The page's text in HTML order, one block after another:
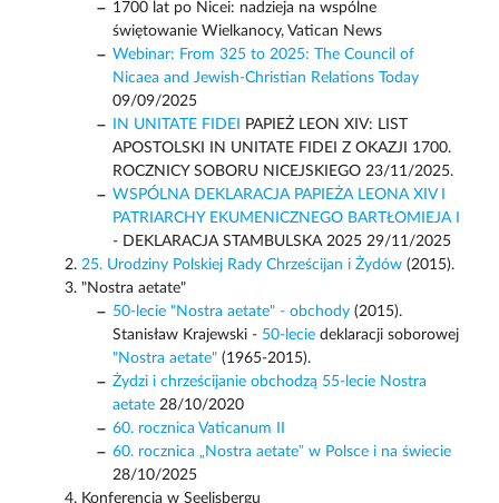
1700 lat po Nicei: nadzieja na wspólne
świętowanie Wielkanocy, Vatican News
Webinar: From 325 to 2025: The Council of
Nicaea and Jewish-Christian Relations Today
09/09/2025
IN UNITATE FIDEI
PAPIEŻ LEON XIV: LIST
APOSTOLSKI IN UNITATE FIDEI Z OKAZJI 1700.
ROCZNICY SOBORU NICEJSKIEGO 23/11/2025.
WSPÓLNA DEKLARACJA PAPIEŻA LEONA XIV I
PATRIARCHY EKUMENICZNEGO BARTŁOMIEJA I
- DEKLARACJA STAMBULSKA 2025 29/11/2025
25. Urodziny Polskiej Rady Chrześcijan i Żydów(2015).
"Nostra aetate"
50-lecie "Nostra aetate" - obchody(2015).
Stanisław Krajewski - 50-leciedeklaracji soborowej
"Nostra aetate"(1965-2015).
Żydzi i chrześcijanie obchodzą 55-lecie Nostra
aetate28/10/2020
60. rocznica Vaticanum II
60. rocznica „Nostra aetate” w Polsce i na świecie
28/10/2025
Konferencja w Seelisbergu